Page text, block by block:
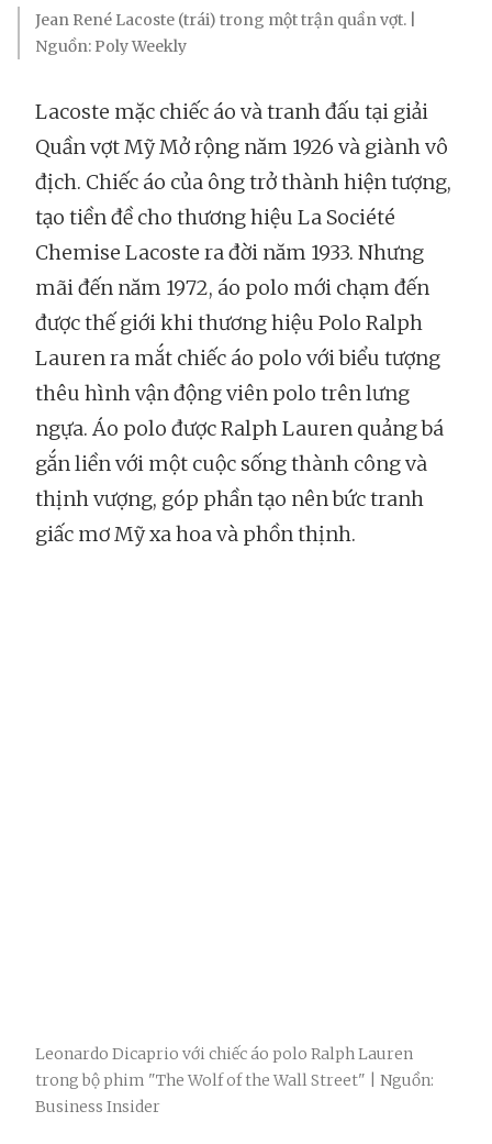
Jean René Lacoste (trái) trong một trận quần vợt. |
Nguồn: Poly Weekly
Lacoste mặc chiếc áo và tranh đấu tại giải
Quần vợt Mỹ Mở rộng năm 1926 và giành vô
địch. Chiếc áo của ông trở thành hiện tượng,
tạo tiền đề cho thương hiệu La Société
Chemise Lacoste ra đời năm 1933. Nhưng
mãi đến năm 1972, áo polo mới chạm đến
được thế giới khi thương hiệu Polo Ralph
Lauren ra mắt chiếc áo polo với biểu tượng
thêu hình vận động viên polo trên lưng
ngựa. Áo polo được Ralph Lauren quảng bá
gắn liền với một cuộc sống thành công và
thịnh vượng, góp phần tạo nên bức tranh
giấc mơ Mỹ xa hoa và phồn thịnh.
Leonardo Dicaprio với chiếc áo polo Ralph Lauren
trong bộ phim "The Wolf of the Wall Street" | Nguồn:
Business Insider